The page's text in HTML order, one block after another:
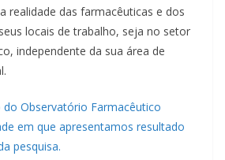
realidade das farmacêuticas e dos
locais de trabalho, seja no setor
independente da sua área de
do Observatório Farmacêutico
em que apresentamos resultado
pesquisa.